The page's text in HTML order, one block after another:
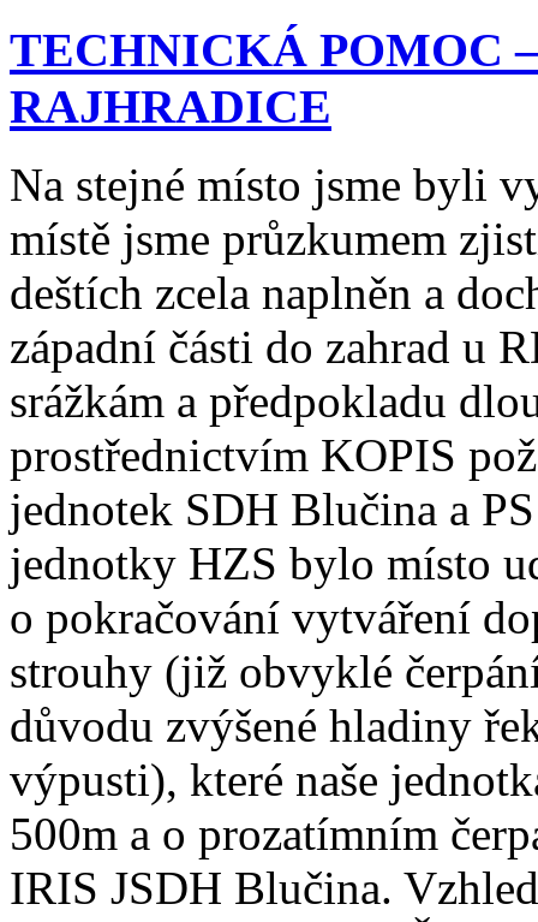
TECHNICKÁ POMOC
RAJHRADICE
Na stejné místo jsme byli
místě jsme průzkumem
deštích zcela naplněn a
západní části do zahrad u
srážkám a předpokladu
prostřednictvím KOPIS
jednotek SDH Blučina a
jednotky HZS bylo místo
o pokračování vytváření
strouhy (již obvyklé
důvodu zvýšené hladiny
výpusti), které naše
500m a o prozatímním
IRIS JSDH Blučina.